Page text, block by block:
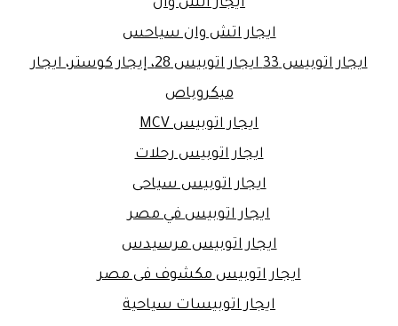
ايجار اتش وان
ايجار اتش وان سياحس
ايجار اتوبيس 33 ايجار اتوبيس 28، إيجار كوستر، ايجار
ميكروباص
ايجار اتوبيس MCV
ايجار اتوبيس رحلات
ايجار اتوبيس سياحى
ايجار اتوبيس في مصر
ايجار اتوبيس مرسيدس
ايجار اتوبيس مكشوف فى مصر
ايجار اتوبيسات سياحية